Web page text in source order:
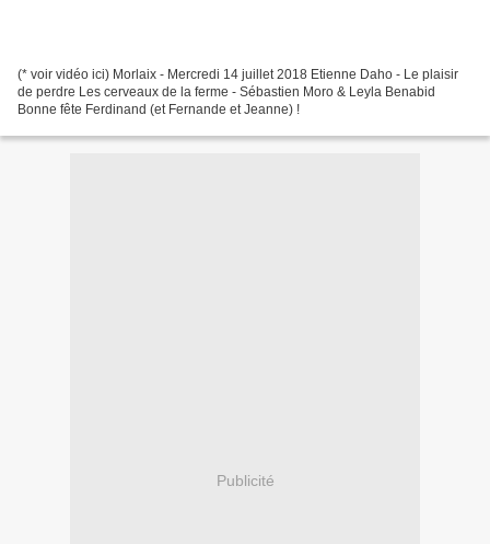
(* voir vidéo ici) Morlaix - Mercredi 14 juillet 2018 Etienne Daho - Le plaisir
de perdre Les cerveaux de la ferme - Sébastien Moro & Leyla Benabid
Bonne fête Ferdinand (et Fernande et Jeanne) !
Publicité